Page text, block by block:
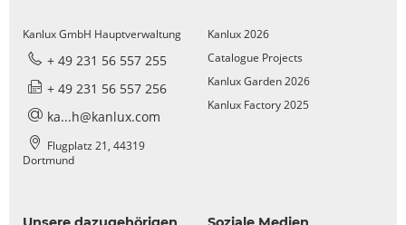
Kanlux GmbH Hauptverwaltung
+ 49 231 56 557 255
+ 49 231 56 557 256
ka...h@kanlux.com
Flugplatz 21, 44319
Dortmund
Kanlux 2026
Catalogue Projects
Kanlux Garden 2026
Kanlux Factory 2025